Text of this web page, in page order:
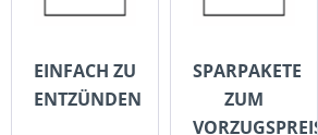
EINFACH ZU
ENTZÜNDEN
SPARPAKETE
ZUM
VORZUGSPREIS